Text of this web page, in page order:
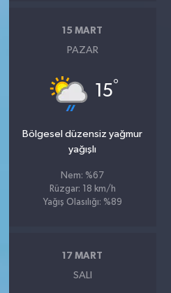
15 MART
PAZAR
15°
Bölgesel düzensiz yağmur
yağışlı
Nem: %67
Rüzgar: 18 km/h
Yağış Olasılığı: %89
17 MART
SALI